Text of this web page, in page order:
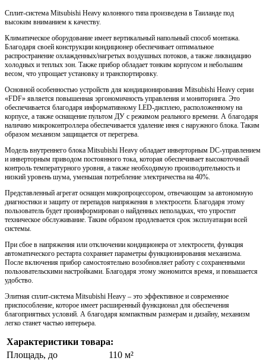
Сплит-система Mitsubishi Heavy колонного типа произведена в Таиланде под
высоким вниманием к качеству.
Климатическое оборудование имеет вертикальный напольный способ монтажа.
Благодаря своей конструкции кондиционер обеспечивает оптимальное
распространение охлажденных/нагретых воздушных потоков, а также ликвидацию
холодных и теплых зон. Также прибор обладает тонким корпусом и небольшим
весом, что упрощает установку и транспортировку.
Основной особенностью устройств для кондиционирования Mitsubishi Heavy серии
«FDF» является повышенная эргономичность управления и мониторинга. Это
обеспечивается благодаря информативному LED-дисплею, расположенному на
корпусе, а также оснащение пультом ДУ с режимом реального времени. А благодаря
наличию микроконтроллера обеспечивается удаление инея с наружного блока. Таким
образом механизм защищается от перегрева.
Модель внутреннего блока Mitsubishi Heavy обладает инверторным DC-управлением
и инверторным приводом постоянного тока, которая обеспечивает высокоточный
контроль температурного уровня, а также необходимую производительность и
низкий уровень шума, уменьшая потребление электричества на 40%.
Представленный агрегат оснащен микропроцессором, отвечающим за автономную
диагностики и защиту от перепадов напряжения в электросети. Благодаря этому
пользователь будет проинформирован о найденных неполадках, что упростит
техническое обслуживание. Таким образом продлевается срок эксплуатации всей
системы.
При сбое в напряжения или отключении кондиционера от электросети, функция
автоматического рестарта сохраняет параметры функционирования механизма.
После включения прибор самостоятельно возобновляет работу с сохраненными
пользовательскими настройками. Благодаря этому экономится время, и повышается
удобство.
Элитная сплит-система Mitsubishi Heavy – это эффективное и современное
приспособление, которое имеет расширенный функционал для обеспечения
благоприятных условий. А благодаря компактным размерам и дизайну, механизм
легко станет частью интерьера.
Характеристики товара:
Площадь, до
110 м²